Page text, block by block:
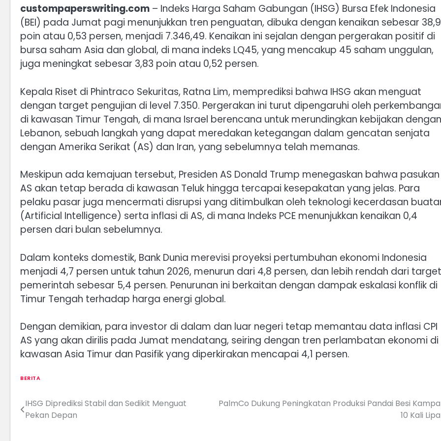
custompaperswriting.com – Indeks Harga Saham Gabungan (IHSG) Bursa Efek Indonesia
(BEI) pada Jumat pagi menunjukkan tren penguatan, dibuka dengan kenaikan sebesar
poin atau 0,53 persen, menjadi 7.346,49. Kenaikan ini sejalan dengan pergerakan positif di
bursa saham Asia dan global, di mana indeks LQ45, yang mencakup 45 saham unggulan,
juga meningkat sebesar 3,83 poin atau 0,52 persen.
Kepala Riset di Phintraco Sekuritas, Ratna Lim, memprediksi bahwa IHSG akan menguat
dengan target pengujian di level 7.350. Pergerakan ini turut dipengaruhi oleh
di kawasan Timur Tengah, di mana Israel berencana untuk merundingkan kebijakan dengan
Lebanon, sebuah langkah yang dapat meredakan ketegangan dalam gencatan senjata
dengan Amerika Serikat (AS) dan Iran, yang sebelumnya telah memanas.
Meskipun ada kemajuan tersebut, Presiden AS Donald Trump menegaskan bahwa pasukan
AS akan tetap berada di kawasan Teluk hingga tercapai kesepakatan yang jelas. Para
pelaku pasar juga mencermati disrupsi yang ditimbulkan oleh teknologi kecerdasan
(Artificial Intelligence) serta inflasi di AS, di mana Indeks PCE menunjukkan kenaikan 0,4
persen dari bulan sebelumnya.
Dalam konteks domestik, Bank Dunia merevisi proyeksi pertumbuhan ekonomi Indonesia
menjadi 4,7 persen untuk tahun 2026, menurun dari 4,8 persen, dan lebih rendah dari target
pemerintah sebesar 5,4 persen. Penurunan ini berkaitan dengan dampak eskalasi konflik di
Timur Tengah terhadap harga energi global.
Dengan demikian, para investor di dalam dan luar negeri tetap memantau data inflasi CPI
AS yang akan dirilis pada Jumat mendatang, seiring dengan tren perlambatan ekonomi di
kawasan Asia Timur dan Pasifik yang diperkirakan mencapai 4,1 persen.
BERITA
Post
navigation
IHSG Diprediksi Stabil dan Sedikit Menguat
Pekan Depan
PalmCo Dukung Peningkatan Produksi Pandai Besi
10 Kali